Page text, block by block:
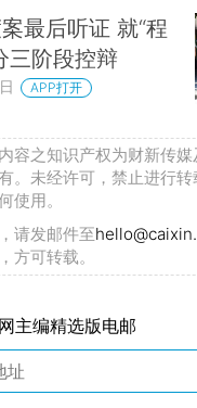
最后听证 就“程
三阶段控辩
APP打开
容之知识产权为财新传
。未经许可，禁止进行转
使用。
请发邮件至
方可转载。
主编精选版电邮